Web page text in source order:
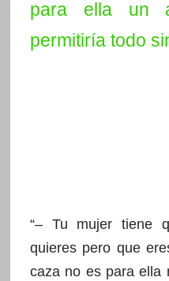
para ella un
permitiría todo
“– Tu mujer tiene
quieres pero que
caza no es para ella